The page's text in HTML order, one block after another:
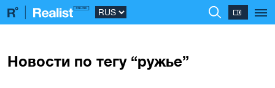
Новости по тегу “ружье”